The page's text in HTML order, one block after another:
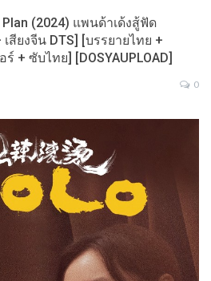
Plan (2024) แพนด้าเด้งสู้ฟัด
สียงจีน DTS] [บรรยายไทย +
+ ซับไทย] [DOSYAUPLOAD]
0